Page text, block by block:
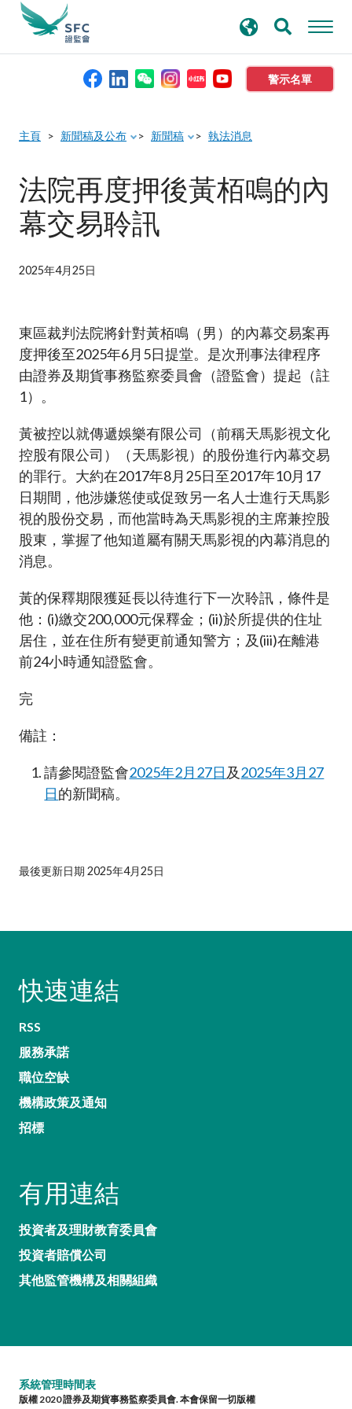
警示名單
本會簡介
監管職能
規則及標準
資料庫
加入本會
尋
主頁 新聞稿及公布 新聞稿 執法消息
法院再度押後黃栢鳴的內
幕交易聆訊
2025年4月25日
東區裁判法院將針對黃栢鳴（男）的內幕交易案再
度押後至2025年6月5日提堂。是次刑事法律程序
由證券及期貨事務監察委員會（證監會）提起（註
1）。
黃被控以就傳遞娛樂有限公司（前稱天馬影視文化
控股有限公司）（天馬影視）的股份進行內幕交易
的罪行。大約在2017年8月25日至2017年10月17
日期間，他涉嫌慫使或促致另一名人士進行天馬影
視的股份交易，而他當時為天馬影視的主席兼控股
股東，掌握了他知道屬有關天馬影視的內幕消息的
消息。
黃的保釋期限獲延長以待進行下一次聆訊，條件是
他：(i)繳交200,000元保釋金；(ii)於所提供的住址
居住，並在住所有變更前通知警方；及(iii)在離港
前24小時通知證監會。
完
備註：
請參閱證監會2025年2月27日 及2025年3月27
日的新聞稿。
最後更新日期 2025年4月25日
快速連結
RSS
服務承諾
職位空缺
機構政策及通知
招標
有用連結
投資者及理財教育委員會
投資者賠償公司
其他監管機構及相關組織
系統管理時間表
版權 2020 證券及期貨事務監察委員會. 本會保留一切版權